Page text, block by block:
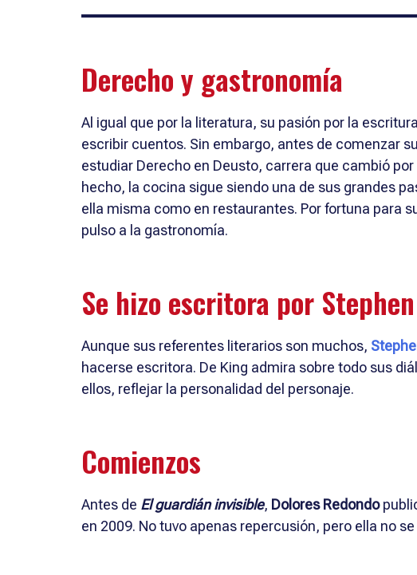
Derecho y gastronomía
Al igual que por la literatura, su pasión por la
escribir cuentos. Sin embargo, antes de comenzar
estudiar Derecho en Deusto, carrera que cambió
hecho, la cocina sigue siendo una de sus grandes
ella misma como en restaurantes. Por fortuna para
pulso a la gastronomía.
Se hizo escritora por
Aunque sus referentes literarios son muchos,
hacerse escritora. De King admira sobre todo sus
ellos, reflejar la personalidad del personaje.
Comienzos
Antes de El guardián invisible, Dolores Redondo
en 2009. No tuvo apenas repercusión, pero ella no